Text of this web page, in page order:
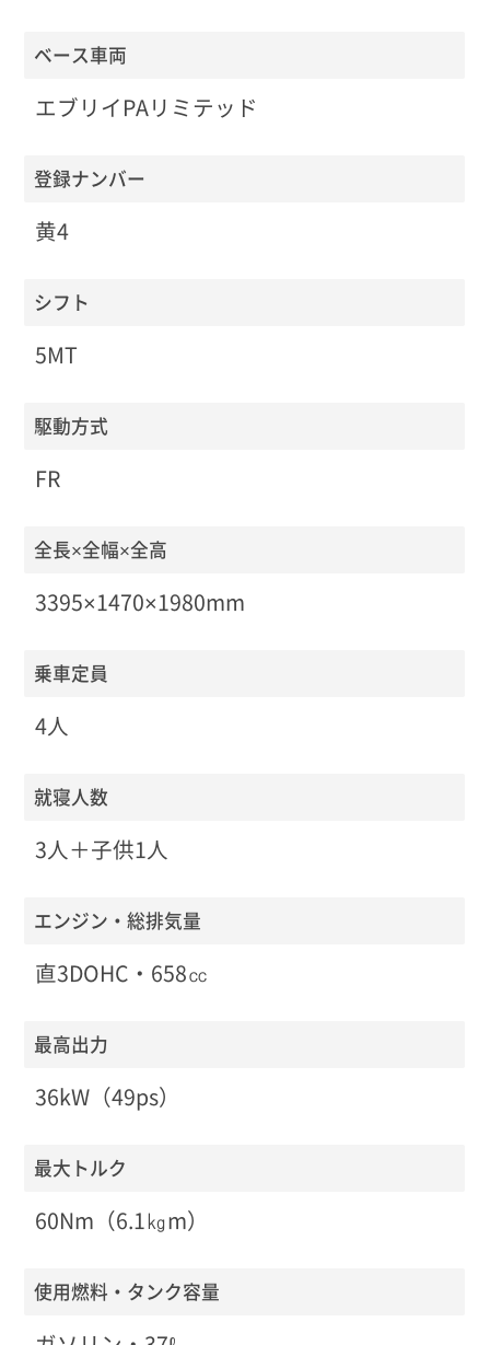
ベース車両
エブリイPAリミテッド
登録ナンバー
黄4
シフト
5MT
駆動方式
FR
全長×全幅×全高
3395×1470×1980mm
乗車定員
4人
就寝人数
3人＋子供1人
エンジン・総排気量
直3DOHC・658㏄
最高出力
36kW（49ps）
最大トルク
60Nm（6.1㎏m）
使用燃料・タンク容量